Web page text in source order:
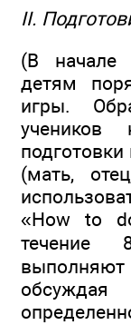
II.
(В начале
детям
игры.
(мать,
«How to
течение